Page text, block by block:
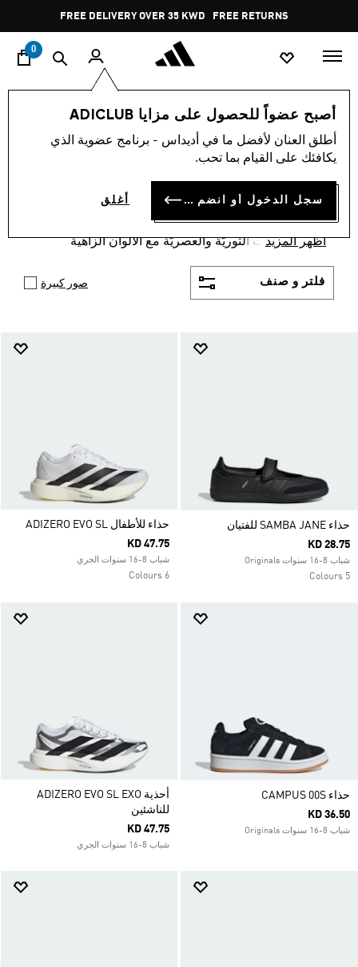
Pause
promotion
rotation
FREE RETURNS
0
أصبح عضواً للحصول على مزايا ADICLUB
أطلق العنان لأفضل ما في أديداس - برنامج عضوية الذي
يكافئك على القيام بما تحب.
سجل الدخول أو انضم الآن أغلق
الأطفال الشباب (8-16) سنوات أحذية
الأطفال · الشباب 8-16 سنة ·
أحذية الاطفال والشباب من سن 8 إلى 16 سنة من
أديداس والتي تحاكي سن الأطفال المراهقين خاصة عبر
أحدث القصات الثوريّة والعصريّة مع الألوان الزاهية
أظهر المزيد
فلتر و صنف صور كبيرة
حذاء SAMBA JANE للفتيان
KD 28.75
شباب 8-16 سنوات Originals
5 Colours
حذاء للأطفال ADIZERO EVO SL
KD 47.75
شباب 8-16 سنوات الجري
6 Colours
حذاء CAMPUS 00S
KD 36.50
شباب 8-16 سنوات Originals
أحذية ADIZERO EVO SL EXO
للناشئين
KD 47.75
شباب 8-16 سنوات الجري